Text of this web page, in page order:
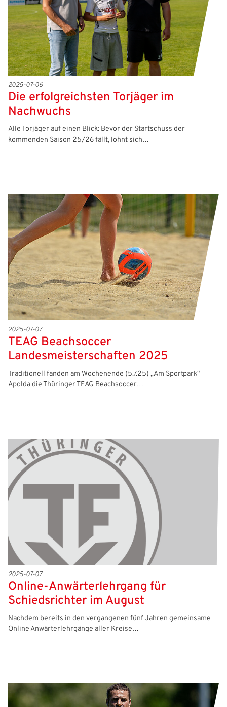
2025-07-06
Die erfolgreichsten Torjäger im
Nachwuchs
Alle Torjäger auf einen Blick: Bevor der Startschuss der
kommenden Saison 25/26 fällt, lohnt sich…
2025-07-07
TEAG Beachsoccer
Landesmeisterschaften 2025
Traditionell fanden am Wochenende (5.7.25) „Am Sportpark“
Apolda die Thüringer TEAG Beachsoccer…
2025-07-07
Online-Anwärterlehrgang für
Schiedsrichter im August
Nachdem bereits in den vergangenen fünf Jahren gemeinsame
Online Anwärterlehrgänge aller Kreise…